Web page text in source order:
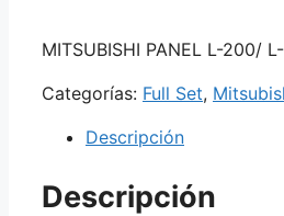
MITSUBISHI PANEL L-200/
Categorías: Full Set,
Descripción
Descripción